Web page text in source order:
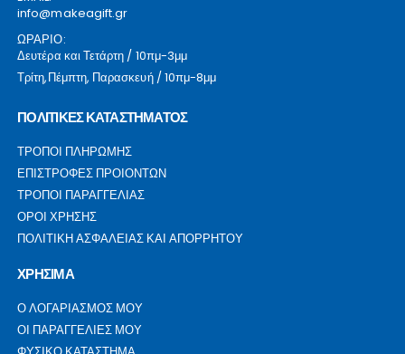
info@makeagift.gr
ΩΡΑΡΙΟ:
Δευτέρα και Τετάρτη / 10πμ-3μμ
Τρίτη,Πέμπτη, Παρασκευή / 10πμ-8μμ
ΠΟΛΙΤΙΚΕΣ ΚΑΤΑΣΤΗΜΑΤΟΣ
ΤΡΟΠΟΙ ΠΛΗΡΩΜΗΣ
ΕΠΙΣΤΡΟΦΕΣ ΠΡΟΙΟΝΤΩΝ
ΤΡΟΠΟΙ ΠΑΡΑΓΓΕΛΙΑΣ
ΟΡΟΙ ΧΡΗΣΗΣ
ΠΟΛΙΤΙΚΗ ΑΣΦΑΛΕΙΑΣ ΚΑΙ ΑΠΟΡΡΗΤΟΥ
ΧΡΗΣΙΜΑ
Ο ΛΟΓΑΡΙΑΣΜΟΣ ΜΟΥ
ΟΙ ΠΑΡΑΓΓΕΛΙΕΣ ΜΟΥ